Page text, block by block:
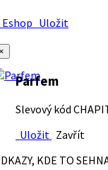
Uložit
Parfem
Slevový kód
Uložit Zavřít
KDE TO